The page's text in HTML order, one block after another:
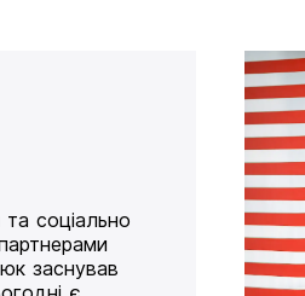
соціально
заснував